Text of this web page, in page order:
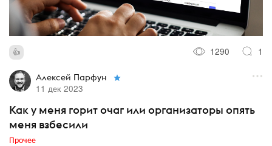
1290 1
Алексей Парфун
11 дек 2023
Как у меня горит очаг или организаторы опять
меня взбесили
Прочее